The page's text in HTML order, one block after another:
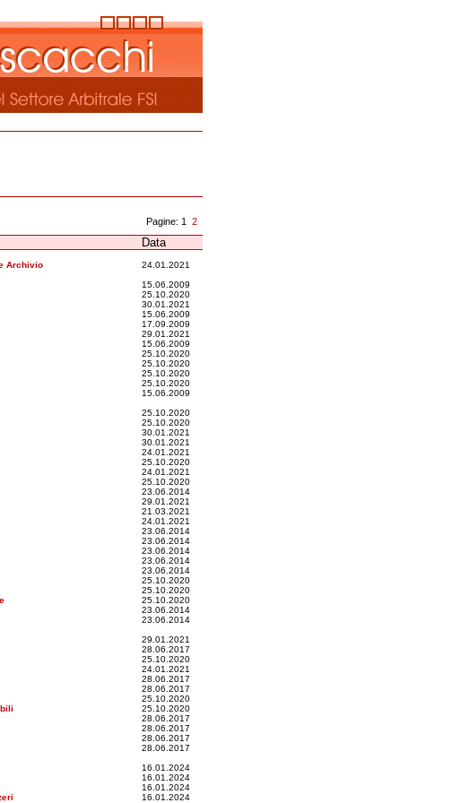
Pagine: 1 2
Data
Archivio
24.01.2021
15.06.2009
25.10.2020
30.01.2021
15.06.2009
17.09.2009
29.01.2021
15.06.2009
25.10.2020
25.10.2020
25.10.2020
25.10.2020
15.06.2009
25.10.2020
25.10.2020
30.01.2021
30.01.2021
24.01.2021
25.10.2020
24.01.2021
25.10.2020
23.06.2014
29.01.2021
21.03.2021
24.01.2021
23.06.2014
23.06.2014
23.06.2014
23.06.2014
23.06.2014
25.10.2020
25.10.2020
25.10.2020
23.06.2014
23.06.2014
29.01.2021
28.06.2017
25.10.2020
24.01.2021
28.06.2017
28.06.2017
25.10.2020
25.10.2020
28.06.2017
28.06.2017
28.06.2017
28.06.2017
16.01.2024
16.01.2024
16.01.2024
16.01.2024